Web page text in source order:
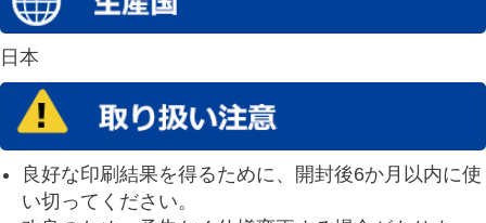
日本
良好な印刷結果を得るために、開封後6か月以内に使
い切ってください。